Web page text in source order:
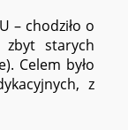
– chodziło o
zbyt starych
Celem było
z